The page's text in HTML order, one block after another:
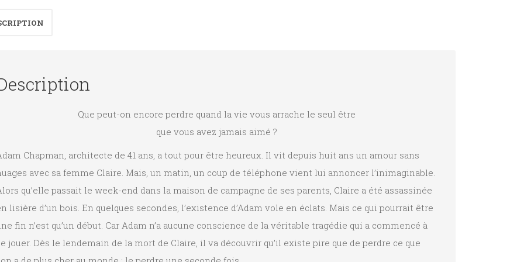
Que peut-on encore perdre quand la vie vous arrache le seul être
que vous avez jamais aimé ?
Chapman, architecte de 41 ans, a tout pour être heureux. Il vit depuis huit ans un amour sans
avec sa femme Claire. Mais, un matin, un coup de téléphone vient lui annoncer l’inimaginable.
qu’elle passait le week-end dans la maison de campagne de ses parents, Claire a été assassinée
lisière d’un bois. En quelques secondes, l’existence d’Adam vole en éclats. Mais ce qui pourrait être
fin n’est qu’un début. Car Adam n’a aucune conscience de la véritable tragédie qui a commencé à
jouer. Dès le lendemain de la mort de Claire, il va découvrir qu’il existe pire que de perdre ce que